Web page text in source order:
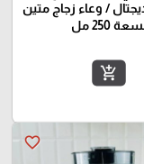
/ وعاء زجاج متين
250 مل
add_shopping_cart
favorite_border